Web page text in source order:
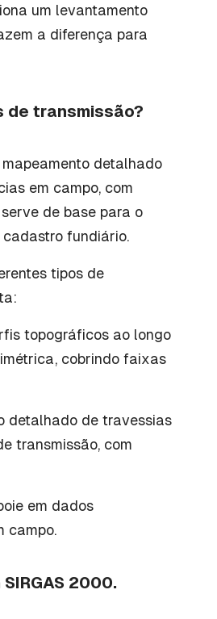
um levantamento
a diferença para
de transmissão?
detalhado
em campo, com
de base para o
fundiário.
tipos de
topográficos ao longo
cobrindo faixas
detalhado de travessias
transmissão, com
em dados
campo.
2000.